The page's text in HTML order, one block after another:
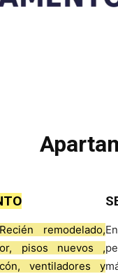
remodelado,
pisos nuevos ,
ventiladores y